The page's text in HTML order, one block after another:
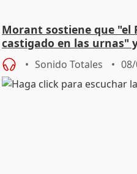
Morant sostiene que "el
castigado en las urnas"
cambio"
Sonido Totales